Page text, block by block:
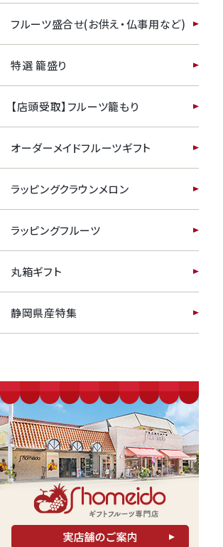
フルーツ盛合せ(お供え・仏事用など)
特選 籠盛り
【店頭受取】フルーツ籠もり
オーダーメイドフルーツギフト
ラッピングクラウンメロン
ラッピングフルーツ
丸箱ギフト
静岡県産特集